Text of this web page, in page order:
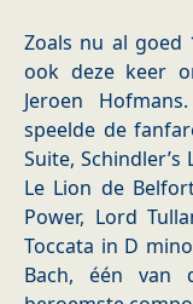
Zoals nu al goed
ook deze keer
Jeroen
speelde de
Suite,
Le Lion de
Power, Lord
Toccata in D
Bach, één van